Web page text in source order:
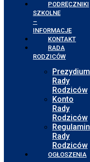
PODRĘCZNIKI
SZKOLNE
–
INFORMACJE
KONTAKT
RADA
RODZICÓW
Prezydium
Rady
Rodziców
Konto
Rady
Rodziców
Regulamin
Rady
Rodziców
OGŁOSZENIA